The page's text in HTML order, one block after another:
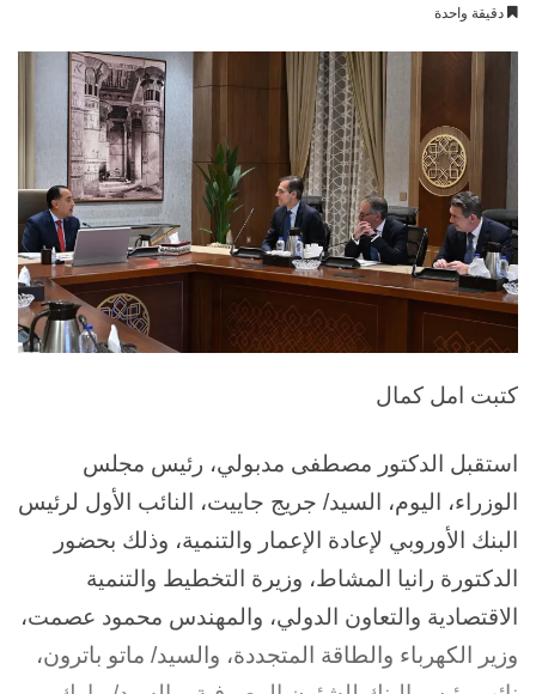
دقيقة واحدة
كتبت امل كمال
استقبل الدكتور مصطفى مدبولي، رئيس مجلس
الوزراء، اليوم، السيد/ جريج جاييت، النائب الأول لرئيس
البنك الأوروبي لإعادة الإعمار والتنمية، وذلك بحضور
الدكتورة رانيا المشاط، وزيرة التخطيط والتنمية
الاقتصادية والتعاون الدولي، والمهندس محمود عصمت،
وزير الكهرباء والطاقة المتجددة، والسيد/ ماتو باترون،